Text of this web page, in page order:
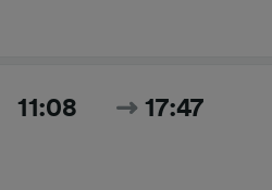
11:08 17:47